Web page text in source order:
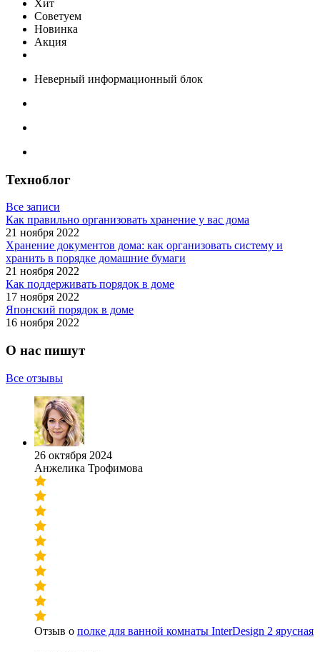
Хит
Советуем
Новинка
Акция
Неверный информационный блок
Техноблог
Все записи
Как правильно организовать хранение у вас дома
21 ноября 2022
Хранение документов дома: как организовать систему и
хранить в порядке домашние бумаги
21 ноября 2022
Как поддерживать порядок в доме
17 ноября 2022
Японский порядок в доме
16 ноября 2022
О нас пишут
Все отзывы
26 октября 2024
Анжелика Трофимова
Отзыв о полке для ванной комнаты InterDesign 2 ярусная